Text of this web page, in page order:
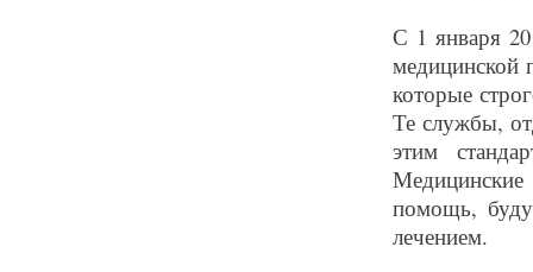
С 1 января
медицинской
которые
Те службы,
этим
помощь,
лечением.